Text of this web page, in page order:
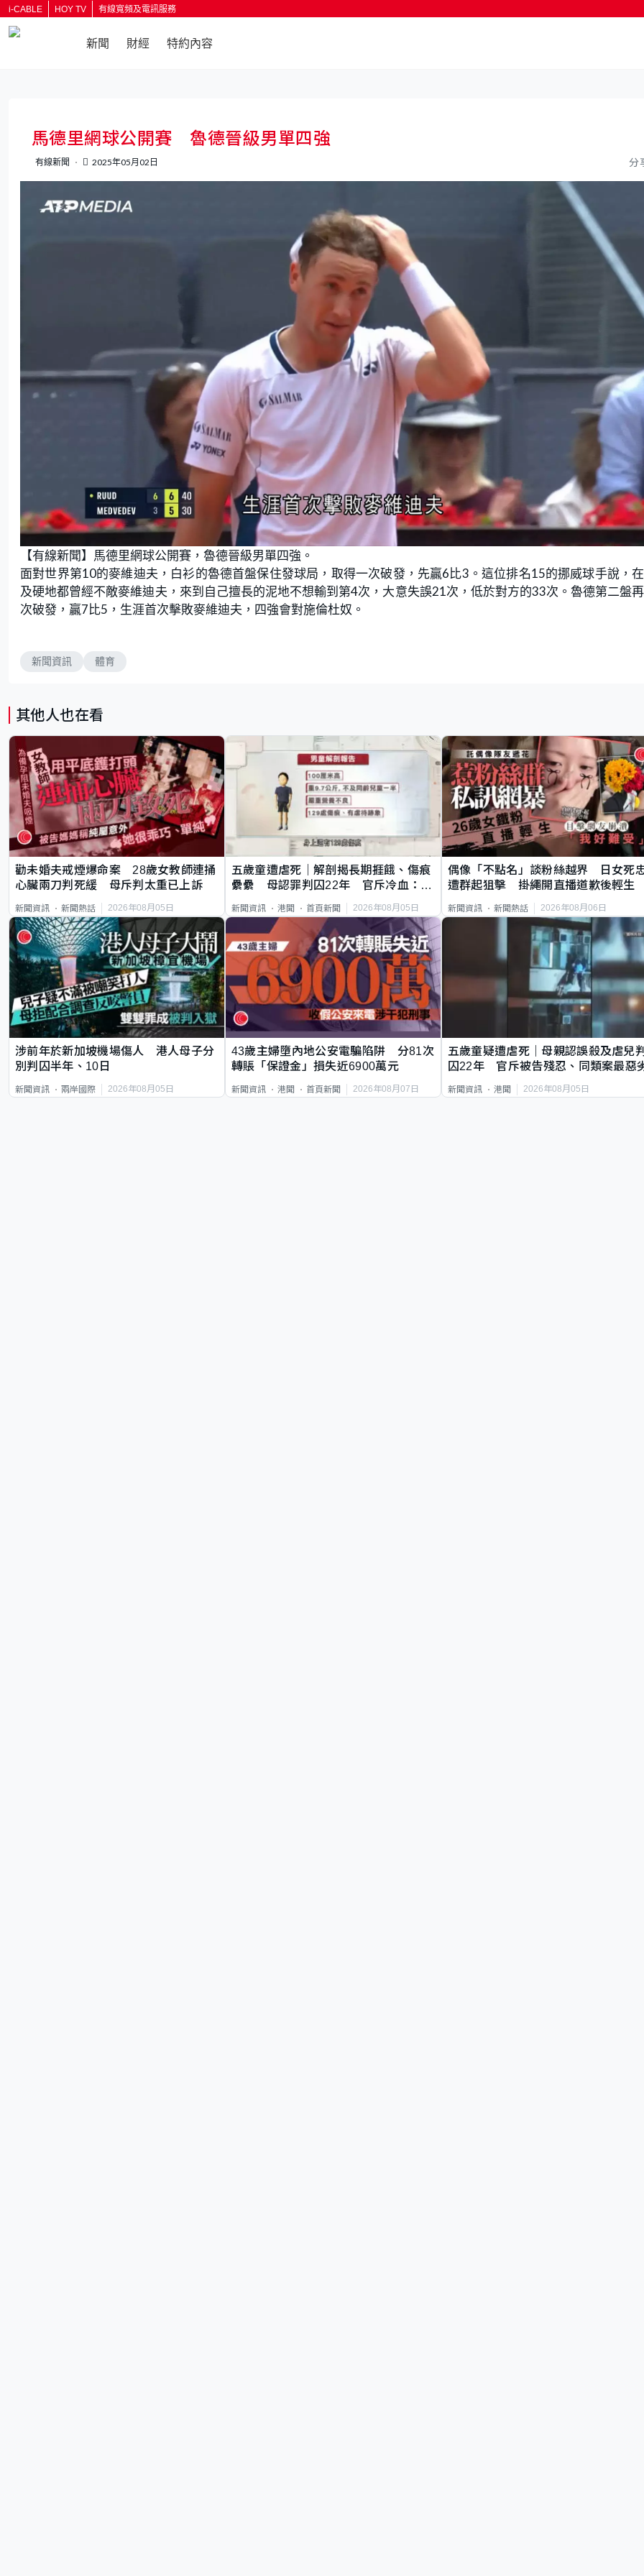
i-CABLE HOY TV 有線寬頻及電訊服務
新聞 財經 特約內容
馬德里網球公開賽 魯德晉級男單四強
有線新聞 2025年05月02日 分
【有線新聞】馬德里網球公開賽，魯德晉級男單四強。
面對世界第10的麥維迪夫，白衫的魯德首盤保住發球局，取得一次破發，先贏6比3。這位排名15的挪威球手說，
及硬地都曾經不敵麥維迪夫，來到自己擅長的泥地不想輸到第4次，大意失誤21次，低於對方的33次。魯德第二盤
次破發，贏7比5，生涯首次擊敗麥維迪夫，四強會對施倫杜奴。
新聞資訊 體育
其他人也在看
勸未婚夫戒煙爆命案 28歲女教師連捅
心臟兩刀判死緩 母斥判太重已上訴
新聞資訊 新聞熱話 2026年08月05日
五歲童遭虐死｜解剖揭長期捱餓、傷痕
纍纍 母認罪判囚22年 官斥冷血：同
新聞資訊 港聞 首頁新聞 2026年08月05日
偶像「不點名」談粉絲越界 日女死
遭群起狙擊 掛繩開直播道歉後輕生
新聞資訊 新聞熱話 2026年08月06日
涉前年於新加坡機場傷人 港人母子分
別判囚半年、10日
新聞資訊 兩岸國際 2026年08月05日
43歲主婦墮內地公安電騙陷阱 分81次
轉賬「保證金」損失近6900萬元
新聞資訊 港聞 首頁新聞 2026年08月07日
五歲童疑遭虐死｜母親認誤殺及虐兒
囚22年 官斥被告殘忍、同類案最惡
新聞資訊 港聞 2026年08月05日